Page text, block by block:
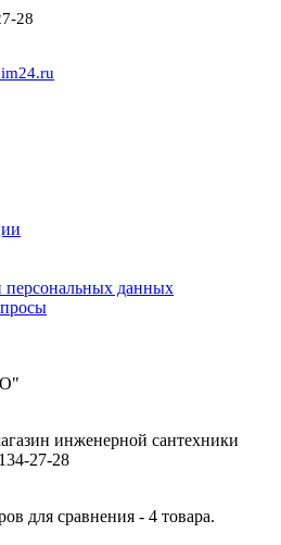
28
персональных данных
инженерной сантехники
27-28
для сравнения - 4 товара.